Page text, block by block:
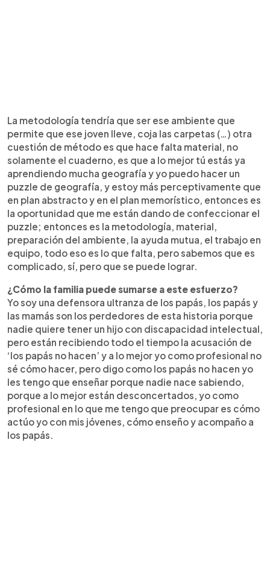
La metodología tendría que ser ese ambiente que
permite que ese joven lleve, coja las carpetas (…) otra
cuestión de método es que hace falta material, no
solamente el cuaderno, es que a lo mejor tú estás ya
aprendiendo mucha geografía y yo puedo hacer un
puzzle de geografía, y estoy más perceptivamente que
en plan abstracto y en el plan memorístico, entonces es
la oportunidad que me están dando de confeccionar el
puzzle; entonces es la metodología, material,
preparación del ambiente, la ayuda mutua, el trabajo en
equipo, todo eso es lo que falta, pero sabemos que es
complicado, sí, pero que se puede lograr.
¿Cómo la familia puede sumarse a este esfuerzo?
Yo soy una defensora ultranza de los papás, los papás y
las mamás son los perdedores de esta historia porque
nadie quiere tener un hijo con discapacidad intelectual,
pero están recibiendo todo el tiempo la acusación de
‘los papás no hacen’ y a lo mejor yo como profesional no
sé cómo hacer, pero digo como los papás no hacen yo
les tengo que enseñar porque nadie nace sabiendo,
porque a lo mejor están desconcertados, yo como
profesional en lo que me tengo que preocupar es cómo
actúo yo con mis jóvenes, cómo enseño y acompaño a
los papás.